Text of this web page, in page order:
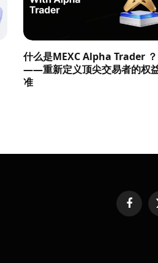
什么是MEXC Alpha Trader ？
——重新定义顶尖交易者的权
准